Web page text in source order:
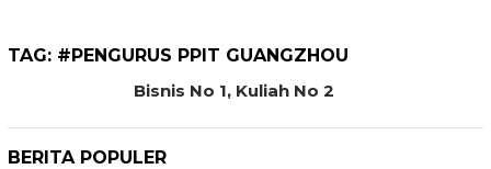
TAG: #PENGURUS PPIT GUANGZHOU
Bisnis No 1, Kuliah No 2
BERITA POPULER